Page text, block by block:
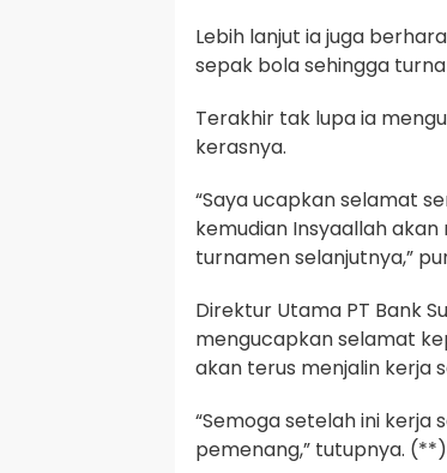
Lebih lanjut ia juga
sepak bola sehingga
Terakhir tak lupa ia
kerasnya.
“Saya ucapkan selamat
kemudian Insyaallah
turnamen selanjutnya,”
Direktur Utama PT Bank
mengucapkan selamat
akan terus menjalin kerja
“Semoga setelah ini
pemenang,” tutupnya. (**)